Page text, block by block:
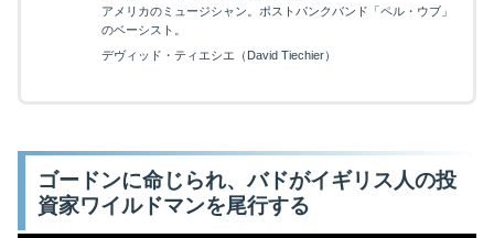
アメリカのミュージシャン。ポストパンクバンド「ペル・ウブ」
のベーシスト。
デヴィッド・ティエシエ（David Tiechier）
ゴードンに命じられ、バドがイギリス人の投
資家ワイルドマンを尾行する